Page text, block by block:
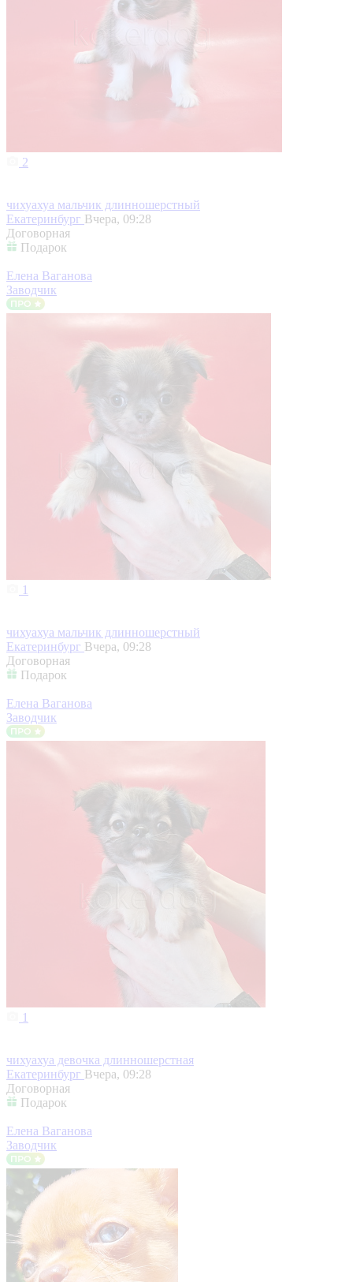
2
чихуахуа мальчик длинношерстный
Екатеринбург Вчера, 09:28
Договорная
Подарок
Елена Ваганова
Заводчик
1
чихуахуа мальчик длинношерстный
Екатеринбург Вчера, 09:28
Договорная
Подарок
Елена Ваганова
Заводчик
1
чихуахуа девочка длинношерстная
Екатеринбург Вчера, 09:28
Договорная
Подарок
Елена Ваганова
Заводчик